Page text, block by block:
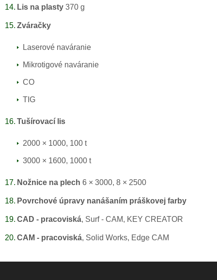
Lis na plasty 370 g
Zváračky
Laserové naváranie
Mikrotigové naváranie
CO
TIG
Tušírovací lis
2000 × 1000, 100 t
3000 × 1600, 1000 t
Nožnice na plech 6 × 3000, 8 × 2500
Povrchové úpravy nanášaním práškovej farby
CAD - pracoviská, Surf - CAM, KEY CREATOR
CAM - pracoviská, Solid Works, Edge CAM